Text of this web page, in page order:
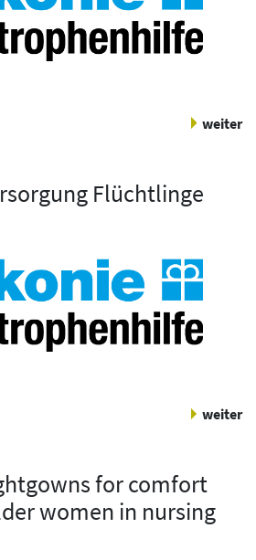
weiter
Flüchtlinge
weiter
for comfort
women in nursing